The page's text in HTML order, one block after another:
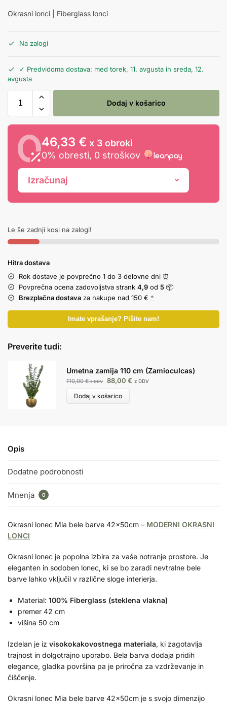
Okrasni lonci | Fiberglass lonci
Na zalogi
✓ Predvidoma dostava: med torek, 11. avgusta in sreda, 12.
avgusta
Dodaj v košarico
46,33 € x 3 obroki
0% obresti, 0 stroškov
Izračunaj
Le še zadnji kosi na zalogi!
Hitra dostava
Rok dostave je povprečno 1 do 3 delovne dni ⏰
Povprečna ocena zadovoljstva strank 4,9 od 5 📦
Brezplačna dostava za nakupe nad 150 € *
Imate vprašanje? Pišite nam!
Preverite tudi:
Umetna zamija 110 cm (Zamioculcas)
110,00€ z DDV 88,00 € z DDV
Dodaj v košarico
Opis
Dodatne podrobnosti
Mnenja 0
Okrasni lonec Mia bele barve 42x50cm – MODERNI OKRASNI
LONCI
Okrasni lonec je popolna izbira za vaše notranje prostore. Je
eleganten in sodoben lonec, ki se bo zaradi nevtralne bele
barve lahko vključil v različne sloge interierja.
Material: 100% Fiberglass (steklena vlakna)
premer 42 cm
višina 50 cm
Izdelan je iz visokokakovostnega materiala, ki zagotavlja
trajnost in dolgotrajno uporabo. Bela barva dodaja pridih
elegance, gladka površina pa je priročna za vzdrževanje in
čiščenje.
Okrasni lonec Mia bele barve 42x50cm je s svojo dimenzijo